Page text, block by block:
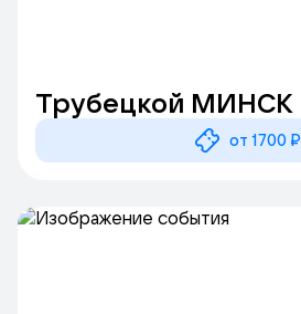
Трубецкой МИНСК
от 1700 ₽